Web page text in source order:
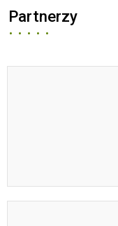
Partnerzy